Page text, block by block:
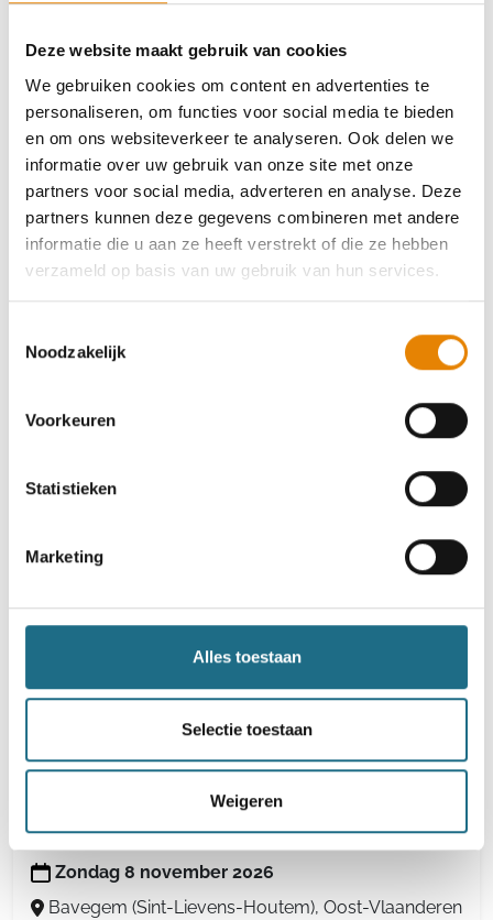
Deze website maakt gebruik van cookies
We gebruiken cookies om content en advertenties te
personaliseren, om functies voor social media te bieden
en om ons websiteverkeer te analyseren. Ook delen we
informatie over uw gebruik van onze site met onze
partners voor social media, adverteren en analyse. Deze
partners kunnen deze gegevens combineren met andere
informatie die u aan ze heeft verstrekt of die ze hebben
verzameld op basis van uw gebruik van hun services.
Noodzakelijk
Voorkeuren
Statistieken
Marketing
Alles toestaan
Selectie toestaan
Weigeren
8e Oogsttocht
Zaterdag 15 augustus 2026
Sint-Lievens-Houtem, Oost-Vlaanderen
26ste Deliriumtocht - Wandelgordel
35 km
Melle, Oost-Vlaanderen
Wafelentocht
6 km 10 km 14 km 18 km 21 km
Zondag 8 november 2026
Bavegem (Sint-Lievens-Houtem), Oost-Vlaanderen